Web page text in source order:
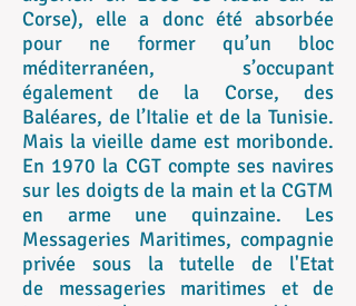
Corse), elle a donc été absorbée
pour ne former qu’un bloc
méditerranéen, s’occupant
également de la Corse, des
Baléares, de l’Italie et de la Tunisie.
Mais la vieille dame est moribonde.
En 1970 la CGT compte ses navires
sur les doigts de la main et la CGTM
en arme une quinzaine. Les
Messageries Maritimes, compagnie
privée sous la tutelle de l'Etat
de messageries maritimes et de